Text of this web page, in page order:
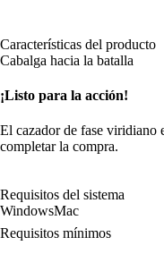
Características del producto
Cabalga hacia la batalla
¡Listo para la acción!
El cazador de fase viridiano
completar la compra.
Requisitos del sistema
WindowsMac
Requisitos mínimos